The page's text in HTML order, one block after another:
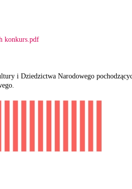
konkurs.pdf
i Dziedzictwa Narodowego